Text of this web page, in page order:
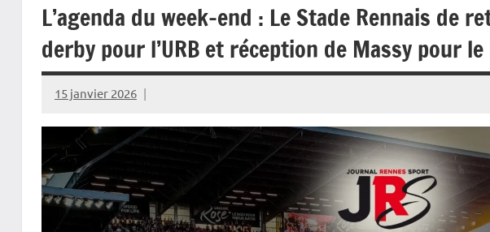
L’agenda du week-end : Le Stade Rennais de
derby pour l’URB et réception de Massy pour le
15 janvier 2026
Rédaction
JRS